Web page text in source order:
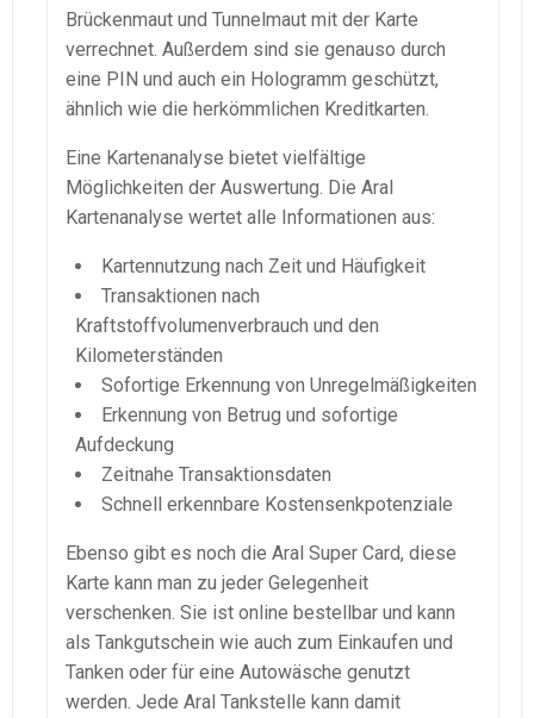
Brückenmaut und Tunnelmaut mit der Karte
verrechnet. Außerdem sind sie genauso durch
eine PIN und auch ein Hologramm geschützt,
ähnlich wie die herkömmlichen Kreditkarten.
Eine Kartenanalyse bietet vielfältige
Möglichkeiten der Auswertung. Die Aral
Kartenanalyse wertet alle Informationen aus:
Kartennutzung nach Zeit und Häufigkeit
Transaktionen nach
Kraftstoffvolumenverbrauch und den
Kilometerständen
Sofortige Erkennung von Unregelmäßigkeiten
Erkennung von Betrug und sofortige
Aufdeckung
Zeitnahe Transaktionsdaten
Schnell erkennbare Kostensenkpotenziale
Ebenso gibt es noch die Aral Super Card, diese
Karte kann man zu jeder Gelegenheit
verschenken. Sie ist online bestellbar und kann
als Tankgutschein wie auch zum Einkaufen und
Tanken oder für eine Autowäsche genutzt
werden. Jede Aral Tankstelle kann damit